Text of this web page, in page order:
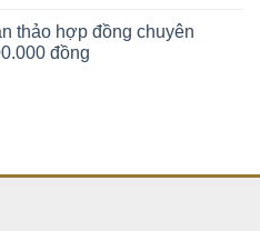
thảo hợp đồng chuyên
đồng